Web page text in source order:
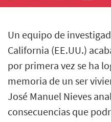
Un equipo de
California (EE.UU.)
por primera vez se ha
memoria de un ser
José Manuel Nieves
consecuencias que